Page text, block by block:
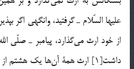
عليها السّلام ـ گرفتيد، وانگهي اگر
از خود ارث مي‌گذارد، پيامبر ـ صلّي
داشت[1] ارث همة آن‌ها يك